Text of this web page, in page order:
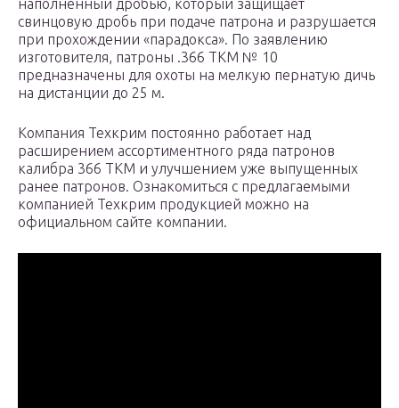
наполненный дробью, который защищает
свинцовую дробь при подаче патрона и разрушается
при прохождении «парадокса». По заявлению
изготовителя, патроны .366 ТКМ № 10
предназначены для охоты на мелкую пернатую дичь
на дистанции до 25 м.
Компания Техкрим постоянно работает над
расширением ассортиментного ряда патронов
калибра 366 ТКМ и улучшением уже выпущенных
ранее патронов. Ознакомиться с предлагаемыми
компанией Техкрим продукцией можно на
официальном сайте компании.